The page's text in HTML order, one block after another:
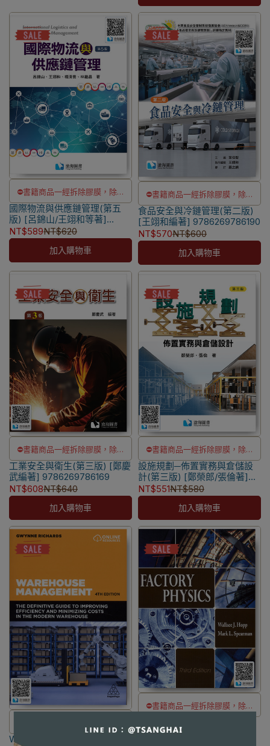
⛔書籍商品一經拆除膠膜，除非
瑕疵換書不提供退貨與退款
✅訂購數量5本以上另有優惠，請
洽LINE客服訂購
國際物流與供應鏈管理(第五
版) [呂錦山/王翊和等著]
9786269908905
NT$589NT$620
加入購物車
⛔書籍商品一經拆除膠膜，除非
瑕疵換書不提供退貨與退款
✅訂購數量5本以上另有優惠，請
洽LINE客服訂購
食品安全與冷鏈管理(第二版)
[王翊和編著] 9786269786190
NT$570NT$600
加入購物車
⛔書籍商品一經拆除膠膜，除非
瑕疵換書不提供退貨與退款
✅訂購數量5本以上另有優惠，請
洽LINE客服訂購
工業安全與衛生(第三版) [鄭慶
武編著] 9786269786169
NT$608NT$640
加入購物車
⛔書籍商品一經拆除膠膜，除非
瑕疵換書不提供退貨與退款
✅訂購數量5本以上另有優惠，請
洽LINE客服訂購
設施規劃─佈置實務與倉儲設
計(第三版) [鄭榮郎/張倫著]
9786269729180
NT$551NT$580
加入購物車
Warehouse Management 4/e
⛔書籍商品一經拆除膠膜，除非
9781577667391